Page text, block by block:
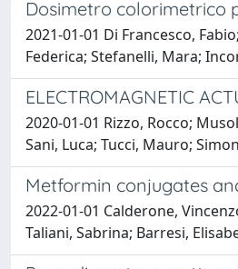
Dosimetro colorimetrico
2021-01-01 Di Francesco,
Federica; Stefanelli, Mara;
ELECTROMAGNETIC
2020-01-01 Rizzo, Rocco;
Sani, Luca; Tucci, Mauro;
Metformin conjugates
2022-01-01 Calderone,
Taliani, Sabrina; Barresi,